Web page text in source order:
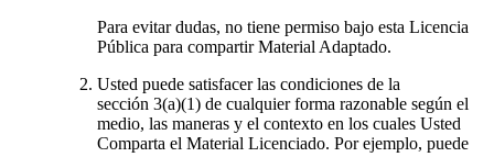
Para evitar dudas, no tiene permiso bajo esta Licencia
Pública para compartir Material Adaptado.
Usted puede satisfacer las condiciones de la
sección 3(a)(1) de cualquier forma razonable según el
medio, las maneras y el contexto en los cuales Usted
Comparta el Material Licenciado. Por ejemplo, puede